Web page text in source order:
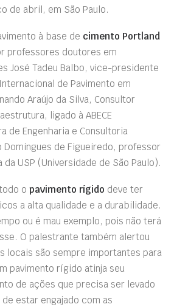
de abril, em São Paulo.
à base de cimento Portland
professores doutores em
José Tadeu Balbo, vice-presidente
de Pavimento em
Araújo da Silva, Consultor
ligado à ABECE
de Engenharia e Consultoria
Domingues de Figueiredo, professor
USP (Universidade de São Paulo).
o pavimento rígido deve ter
a alta qualidade e a durabilidade.
ou é mau exemplo, pois não terá
O palestrante também alertou
locais são sempre importantes para
pavimento rígido atinja seu
de ações que precisa ser levado
estar engajado com as